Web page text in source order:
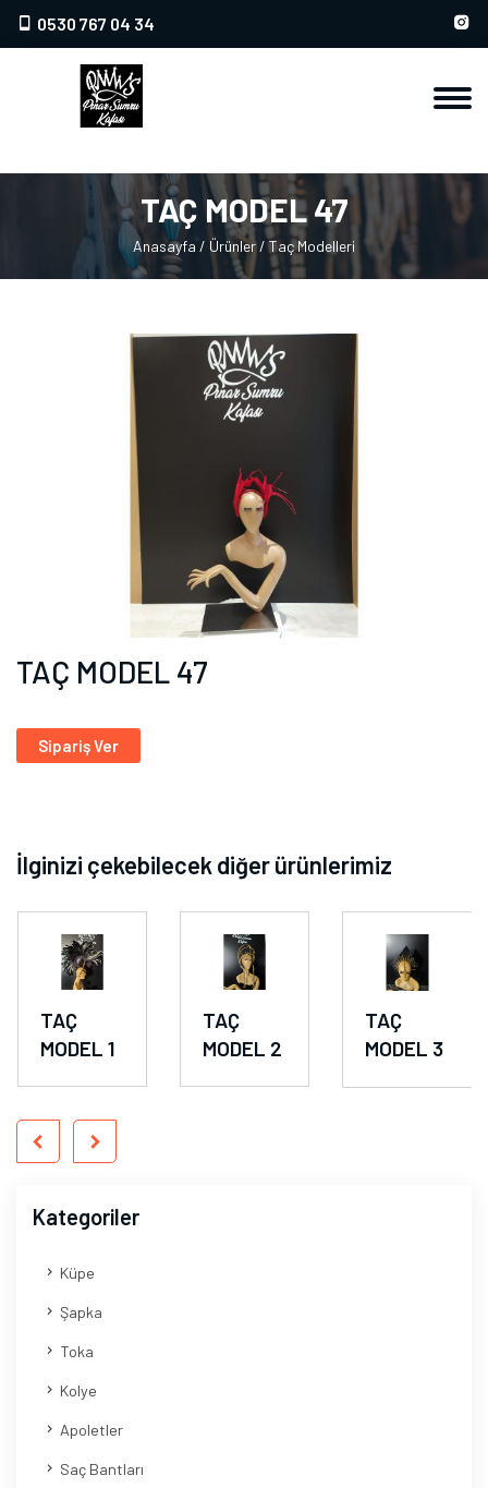
0530 767 04 34
TAÇ MODEL 47
Anasayfa / Ürünler/Taç Modelleri
TAÇ MODEL 47
Sipariş Ver
İlginizi çekebilecek diğer ürünlerimiz
TAÇ
MODEL 1
TAÇ
MODEL 2
TAÇ
MODEL 3
Kategoriler
Küpe
Şapka
Toka
Kolye
Apoletler
Saç Bantları